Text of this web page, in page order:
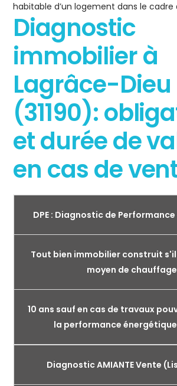
habitable d’un logement dans le cadre
Diagnostic
immobilier à
Lagrâce-Dieu
(31190):
et durée de
en cas de
DPE : Diagnostic de
Tout bien immobilier construit
moyen de chauffage
10 ans sauf en cas de travaux
la performance
Diagnostic AMIANTE Vente